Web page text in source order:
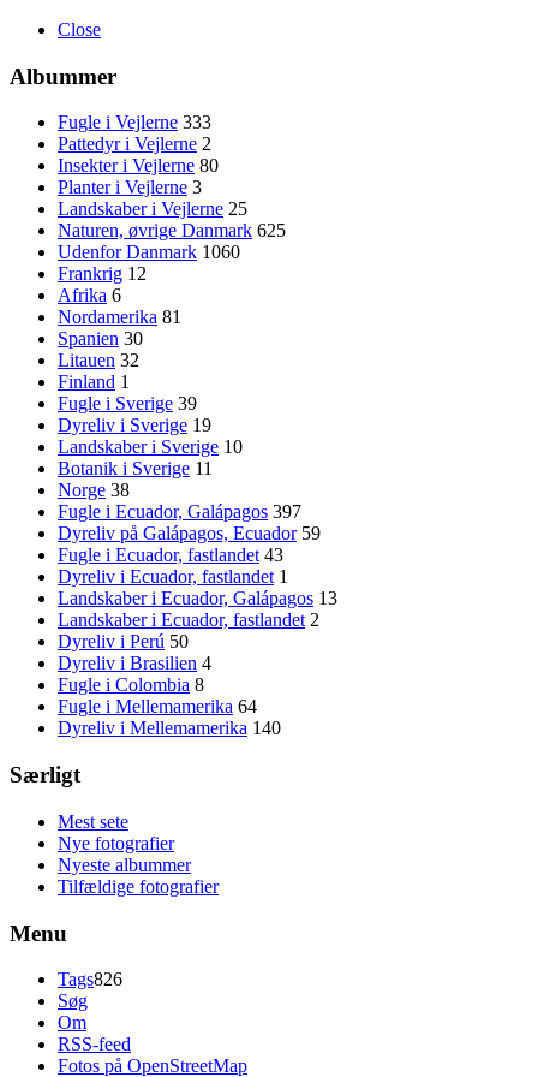
Close
Albummer
Fugle i Vejlerne 333
Pattedyr i Vejlerne 2
Insekter i Vejlerne 80
Planter i Vejlerne 3
Landskaber i Vejlerne 25
Naturen, øvrige Danmark 625
Udenfor Danmark 1060
Frankrig 12
Afrika 6
Nordamerika 81
Spanien 30
Litauen 32
Finland 1
Fugle i Sverige 39
Dyreliv i Sverige 19
Landskaber i Sverige 10
Botanik i Sverige 11
Norge 38
Fugle i Ecuador, Galápagos 397
Dyreliv på Galápagos, Ecuador 59
Fugle i Ecuador, fastlandet 43
Dyreliv i Ecuador, fastlandet 1
Landskaber i Ecuador, Galápagos 13
Landskaber i Ecuador, fastlandet 2
Dyreliv i Perú 50
Dyreliv i Brasilien 4
Fugle i Colombia 8
Fugle i Mellemamerika 64
Dyreliv i Mellemamerika 140
Særligt
Mest sete
Nye fotografier
Nyeste albummer
Tilfældige fotografier
Menu
Tags826
Søg
Om
RSS-feed
Fotos på OpenStreetMap